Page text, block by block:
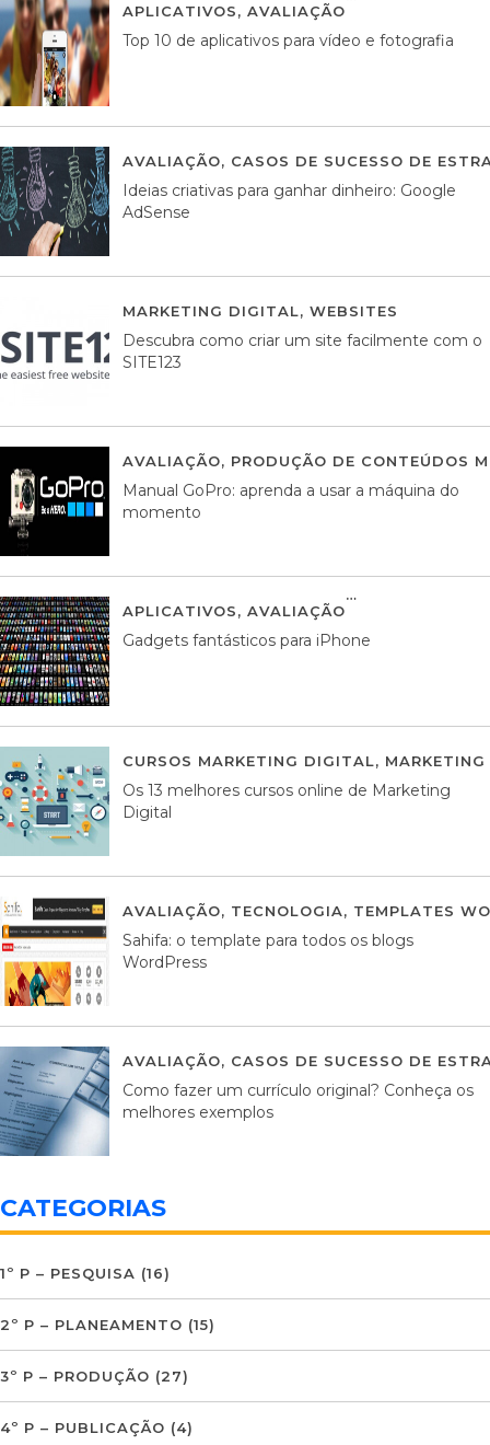
APLICATIVOS, AVALIAÇÃO
Top 10 de aplicativos para vídeo e fotografia
AVALIAÇÃO, CASOS DE SUCESSO DE
Ideias criativas para ganhar dinheiro: Google
AdSense
MARKETING DIGITAL, WEBSITES
Descubra como criar um site facilmente com o
SITE123
AVALIAÇÃO, PRODUÇÃO DE CONTEÚDOS
Manual GoPro: aprenda a usar a máquina do
momento
APLICATIVOS, AVALIAÇÃO
Gadgets fantásticos para iPhone
CURSOS MARKETING DIGITAL,
Os 13 melhores cursos online de Marketing
Digital
AVALIAÇÃO, TECNOLOGIA, TEMPLATES
Sahifa: o template para todos os blogs
WordPress
AVALIAÇÃO, CASOS DE SUCESSO DE
Como fazer um currículo original? Conheça os
melhores exemplos
CATEGORIAS
1º P – PESQUISA (16)
2º P – PLANEAMENTO (15)
3º P – PRODUÇÃO (27)
4º P – PUBLICAÇÃO (4)